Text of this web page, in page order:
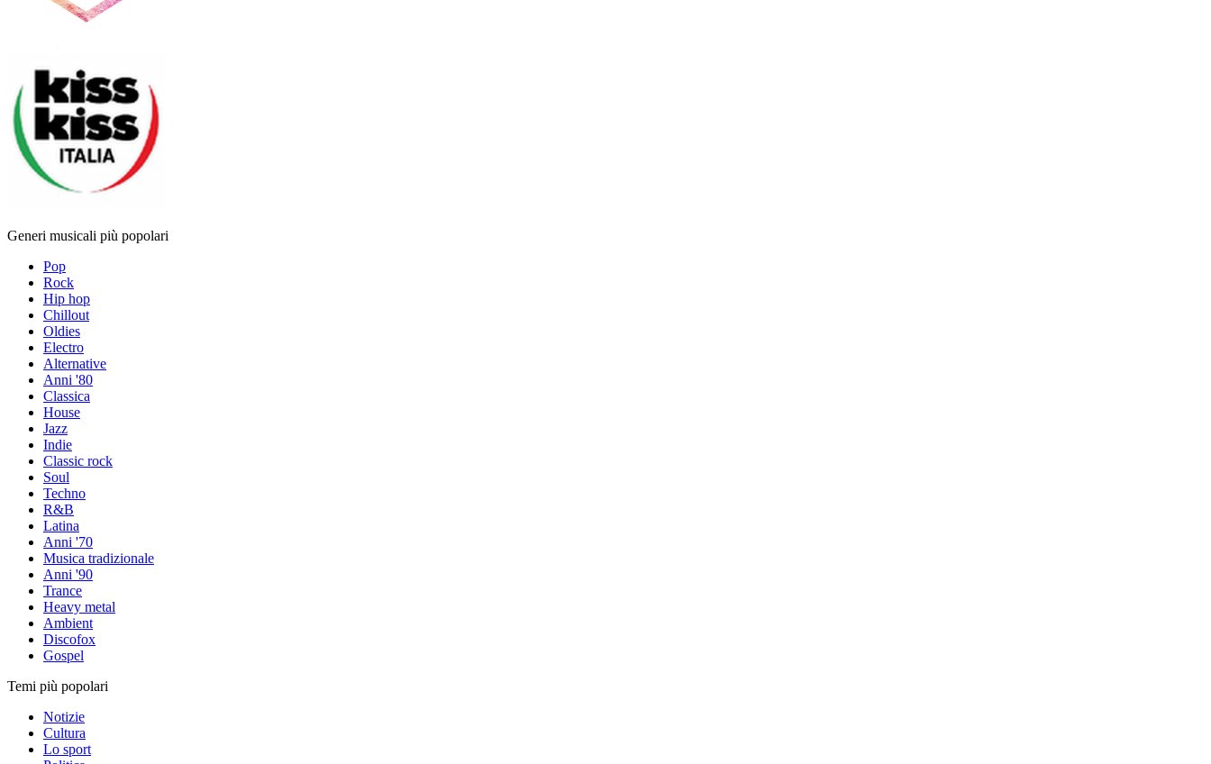
Generi musicali più popolari
Pop
Rock
Hip hop
Chillout
Oldies
Electro
Alternative
Anni '80
Classica
House
Jazz
Indie
Classic rock
Soul
Techno
R&B
Latina
Anni '70
Musica tradizionale
Anni '90
Trance
Heavy metal
Ambient
Discofox
Gospel
Temi più popolari
Notizie
Cultura
Lo sport